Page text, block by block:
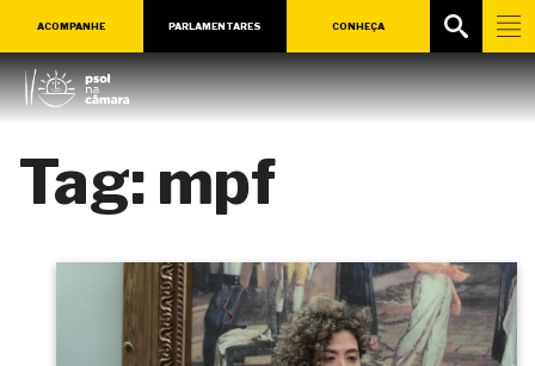
ACOMPANHE PARLAMENTARES CONHEÇA
Tag: mpf